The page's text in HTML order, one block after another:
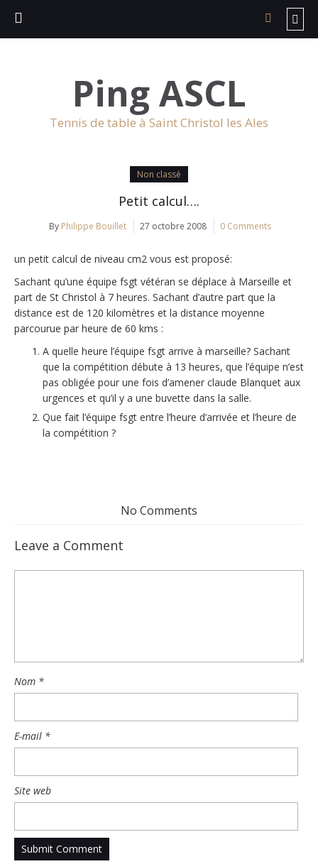
Ping ASCL
Tennis de table à Saint Christol les Ales
Non classé
Petit calcul….
By Philippe Bouillet 27 octobre 2008 0 Comments
un petit calcul de niveau cm2 vous est proposé:
Sachant qu’une équipe fsgt vétéran se déplace à Marseille et
part de St Christol à 7 heures. Sachant d’autre part que la
distance est de 120 kilomètres et la distance moyenne
parcourue par heure de 60 kms :
A quelle heure l’équipe fsgt arrive à marseille? Sachant
que la compétition débute à 13 heures, que l’équipe n’est
pas obligée pour une fois d’amener claude Blanquet aux
urgences et qu’il y a une buvette dans la salle.
Que fait l’équipe fsgt entre l’heure d’arrivée et l’heure de
la compétition ?
No Comments
Leave a Comment
Nom *
E-mail *
Site web